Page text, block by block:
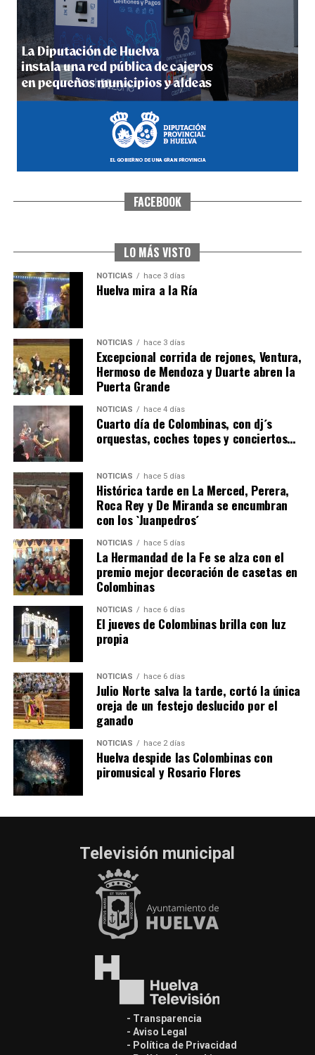
5º DÍA DE LAS FIESTAS COLOMBINAS 2026
hace 3 días·Huelvatv
CUARTA CORRIDA DE LAS FIESTAS COLOMBINAS
4º DÍA DE LAS FIESTAS COLOMBINAS 2026
hace 4 días Huelvatv
SEXTA CORRIDA DE LAS FIESTAS COLOMBINAS
2026
hace 2 días· Huelvatv
FACEBOOK
LO MÁS VISTO
NOTICIAS hace 3 días
Huelva mira a la Ría
NOTICIAS hace 3 días
Excepcional corrida de rejones, Ventura,
Hermoso de Mendoza y Duarte abren la
Puerta Grande
NOTICIAS hace 4 días
Cuarto día de Colombinas, con dj´s
orquestas, coches topes y conciertos…
NOTICIAS hace 5 días
Histórica tarde en La Merced, Perera,
Roca Rey y De Miranda se encumbran
con los `Juanpedros´
NOTICIAS hace 5 días
La Hermandad de la Fe se alza con el
premio mejor decoración de casetas en
Colombinas
NOTICIAS hace 6 días
El jueves de Colombinas brilla con luz
propia
NOTICIAS hace 6 días
Julio Norte salva la tarde, cortó la única
oreja de un festejo deslucido por el
ganado
NOTICIAS hace 2 días
Huelva despide las Colombinas con
piromusical y Rosario Flores
Televisión municipal
- Transparencia
- Aviso Legal
- Política de Privacidad